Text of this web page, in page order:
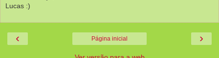
Lucas :)
‹ ›
Página inicial